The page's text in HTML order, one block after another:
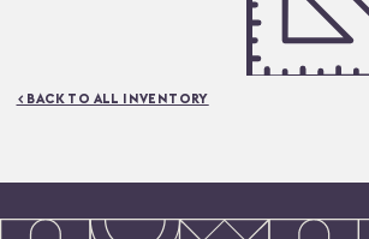
< BACK TO ALL INVENTORY